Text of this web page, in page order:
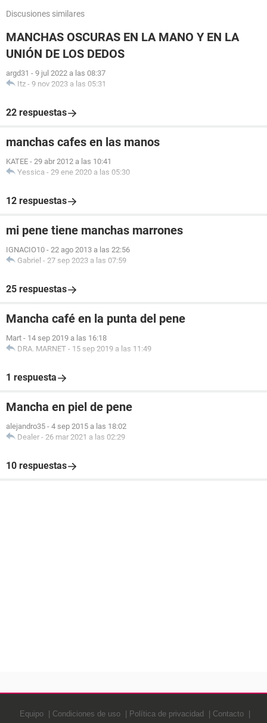
Discusiones similares
MANCHAS OSCURAS EN LA MANO Y EN LA
UNIÓN DE LOS DEDOS
argd31 - 9 jul 2022 a las 08:37
Itz - 9 nov 2023 a las 05:31
22 respuestas
manchas cafes en las manos
KATEE - 29 abr 2012 a las 10:41
Yessica - 29 ene 2020 a las 05:30
12 respuestas
mi pene tiene manchas marrones
IGNACIO10 - 22 ago 2013 a las 22:56
Gabriel - 27 sep 2023 a las 07:59
25 respuestas
Mancha café en la punta del pene
Mart - 14 sep 2019 a las 16:18
DRA. MARNET - 15 sep 2019 a las 11:49
1 respuesta
Mancha en piel de pene
alejandro35 - 4 sep 2015 a las 18:02
Dealer - 26 mar 2021 a las 02:29
10 respuestas
Equipo Condiciones de uso Política de privacidad Contacto